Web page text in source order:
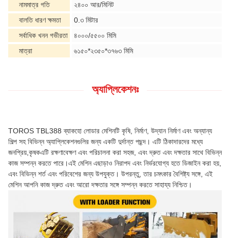
নামমাত্র গতি
২৪০০ আর/মিনিট
বালতি ধারণ ক্ষমতা
0.৩ মিটার
সর্বাধিক খনন গভীরতা
৪০০০/৫৫০০ মিমি
মাত্রা
৬১৫০*২৩৫০*৩৭৬৩ মিমি
অ্যাপ্লিকেশনঃ
TOROS TBL388 ব্যাকহো লোডার মেশিনটি কৃষি, নির্মাণ, উদ্যান নির্মাণ এবং অন্যান্য
শিল্প সহ বিভিন্ন অ্যাপ্লিকেশনগুলির জন্য একটি দুর্দান্ত পছন্দ। এটি ঠিকাদারদের মধ্যে
জনপ্রিয়,কৃষকএটি রক্ষণাবেক্ষণ এবং পরিচালনা করা সহজ, এবং দ্রুত এবং দক্ষতার সাথে বিভিন্ন
কাজ সম্পন্ন করতে পারে।এই মেশিন এছাড়াও নিরাপদ এবং নির্ভরযোগ্য হতে ডিজাইন করা হয়,
এবং বিভিন্ন শর্ত এবং পরিবেশের জন্য উপযুক্ত। উপরন্তু, তার চমৎকার বৈশিষ্ট্য সঙ্গে, এই
মেশিন আপনি কাজ দ্রুত এবং আরো দক্ষতার সঙ্গে সম্পন্ন করতে সাহায্য নিশ্চিত।